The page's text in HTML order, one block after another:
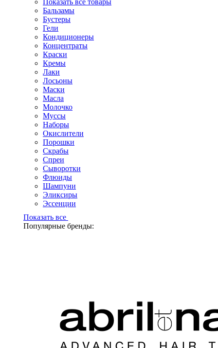
Показать все товары
Бальзамы
Бустеры
Гели
Кондиционеры
Концентраты
Краски
Кремы
Лаки
Лосьоны
Маски
Масла
Молочко
Муссы
Наборы
Окислители
Порошки
Скрабы
Спреи
Сыворотки
Флюиды
Шампуни
Эликсиры
Эссенции
Показать все
Популярные бренды: